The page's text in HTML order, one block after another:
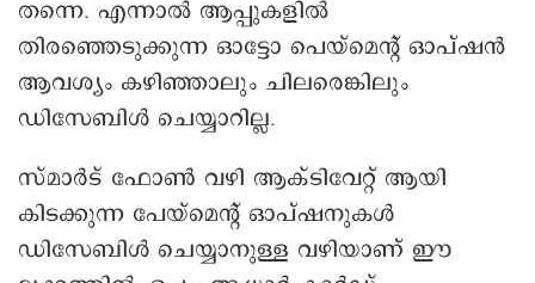
തന്നെ. എന്നാൽ ആപ്പുകളിൽ
തിരഞ്ഞെടുക്കുന്ന ഓട്ടോ പെയ്മെന്റ് ഓപ്ഷൻ
ആവശ്യം കഴിഞ്ഞാലും ചിലരെങ്കിലും
ഡിസേബിൾ ചെയ്യാറില്ല.
സ്മാർട് ഫോൺ വഴി ആക്ടിവേറ്റ് ആയി
കിടക്കുന്ന പേയ്മെന്റ് ഓപ്ഷനുകൾ
ഡിസേബിൾ ചെയ്യാനുള്ള വഴിയാണ് ഈ